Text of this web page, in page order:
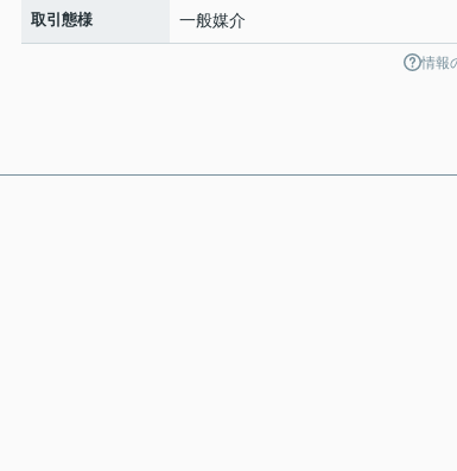
取引態様 一般媒介
情報